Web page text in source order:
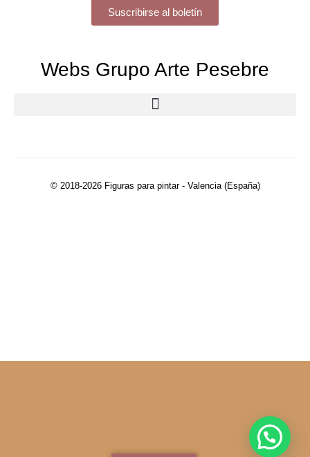
Suscribirse al boletín
Webs Grupo Arte Pesebre
© 2018-2026 Figuras para pintar - Valencia (España)